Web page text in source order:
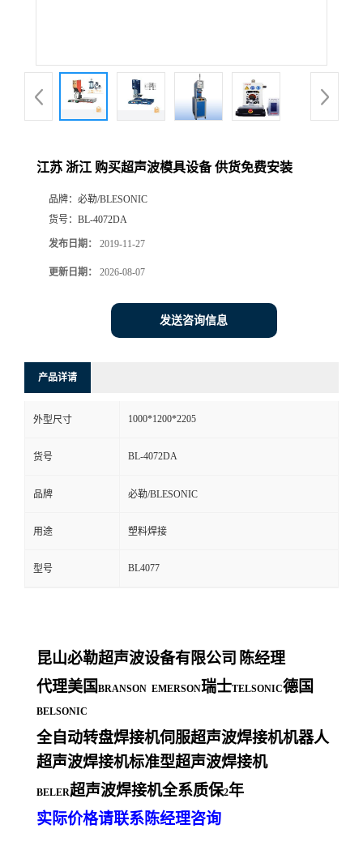
江苏 浙江 购买超声波模具设备 供货免费安装
品牌： 必勒/BLESONIC
货号： BL-4072DA
发布日期： 2019-11-27
更新日期： 2026-08-07
发送咨询信息
产品详请
外型尺寸 1000*1200*2205
货号 BL-4072DA
品牌 必勒/BLESONIC
用途 塑料焊接
型号 BL4077
昆山必勒超声波设备有限公司 陈经理
代理美国 BRANSON EMERSON瑞士TELSONIC德国
BELSONIC
全自动转盘焊接机伺服超声波焊接机机器人
超声波焊接机标准型超声波焊接机
BELER超声波焊接机全系质保2年
实际价格请联系陈经理咨询